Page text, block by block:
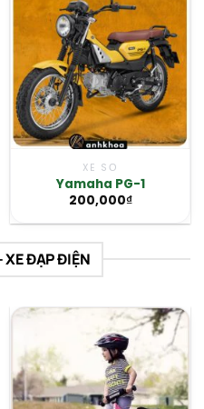
XE SỐ
Yamaha PG-1
200,000₫
XE ĐẠP ĐIỆN